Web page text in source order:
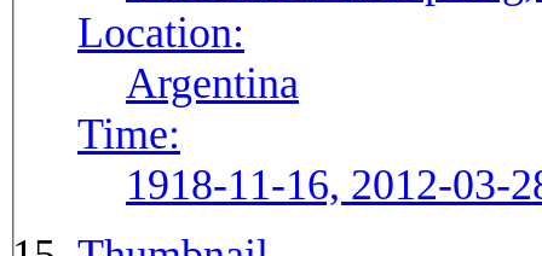
Location:
Argentina
Time:
1918-11-16, 2012-03-